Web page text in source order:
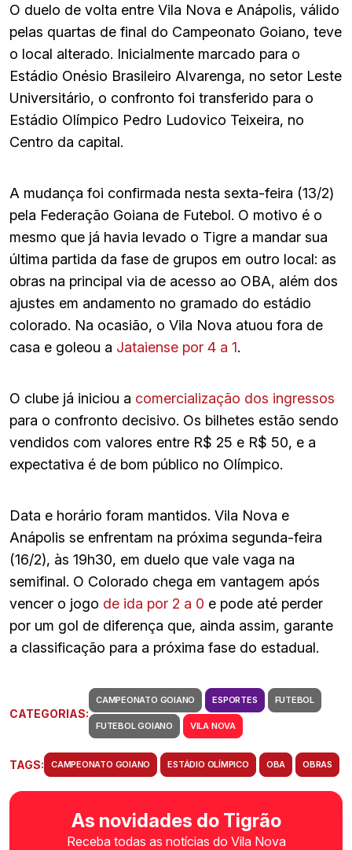
O duelo de volta entre Vila Nova e Anápolis, válido
pelas quartas de final do Campeonato Goiano, teve
o local alterado. Inicialmente marcado para o
Estádio Onésio Brasileiro Alvarenga, no setor Leste
Universitário, o confronto foi transferido para o
Estádio Olímpico Pedro Ludovico Teixeira, no
Centro da capital.
A mudança foi confirmada nesta sexta-feira (13/2)
pela Federação Goiana de Futebol. O motivo é o
mesmo que já havia levado o Tigre a mandar sua
última partida da fase de grupos em outro local: as
obras na principal via de acesso ao OBA, além dos
ajustes em andamento no gramado do estádio
colorado. Na ocasião, o Vila Nova atuou fora de
casa e goleou a Jataiense por 4 a 1.
O clube já iniciou a comercialização dos ingressos
para o confronto decisivo. Os bilhetes estão sendo
vendidos com valores entre R$ 25 e R$ 50, e a
expectativa é de bom público no Olímpico.
Data e horário foram mantidos. Vila Nova e
Anápolis se enfrentam na próxima segunda-feira
(16/2), às 19h30, em duelo que vale vaga na
semifinal. O Colorado chega em vantagem após
vencer o jogo de ida por 2 a 0 e pode até perder
por um gol de diferença que, ainda assim, garante
a classificação para a próxima fase do estadual.
CATEGORIAS:
CAMPEONATO GOIANO ESPORTES FUTEBOL
FUTEBOL GOIANO VILA NOVA
TAGS: CAMPEONATO GOIANO ESTÁDIO OLÍMPICO OBA OBRAS
As novidades do Tigrão
Receba todas as notícias do Vila Nova